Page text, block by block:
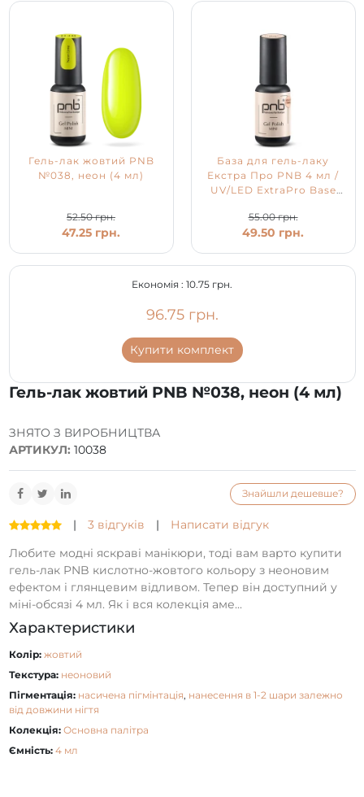
Гель-лак жовтий PNB №038, неон (4 мл)
| 3 відгуків |
Написати відгук
Любите модні яскраві манікюри, тоді вам варто купити
гель-лак PNB кислотно-жовтого кольору з неоновим
ефектом і глянцевим відливом. Тепер він доступний у
міні-обсязі 4 мл. Як і вся колекція аме...
Характеристики
Колір: жовтий
Текстура: неоновий
Пігментація: насичена пігмінтація, нанесення в 1-2 шари залежно
від довжини нігтя
Колекція: Основна палітра
Ємність: 4 мл
ЗНЯТО З ВИРОБНИЦТВА
АРТИКУЛ: 10038
Знайшли дешевше?
Гель-лак жовтий PNB
№038, неон (4 мл)
52.50 грн.
47.25 грн.
База для гель-лаку
Екстра Про PNB 4 мл /
UV/LED ExtraPro Base
55.00 грн.
49.50 грн.
Економія : 10.75 грн.
96.75 грн.
Купити комплект